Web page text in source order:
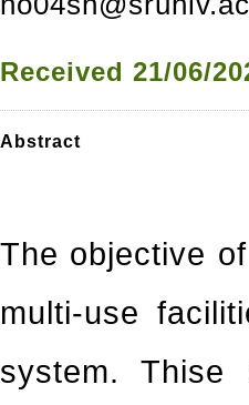
Received 21/06/
Abstract
The objective
multi-use
system. Thise